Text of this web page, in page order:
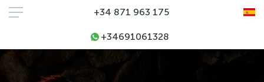
+34 871 963 175
+34691061328